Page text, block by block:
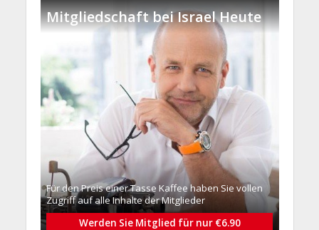
Mitgliedschaft bei Israel Heute
Für den Preis einer Tasse Kaffee haben Sie vollen
Zugriff auf alle Inhalte der Mitglieder
Werden Sie Mitglied für nur €6.90